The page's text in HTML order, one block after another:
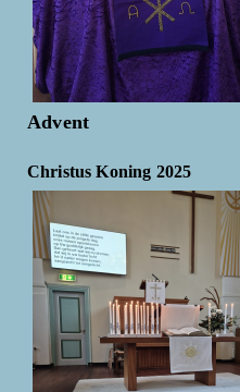
Advent
Christus Koning 2025